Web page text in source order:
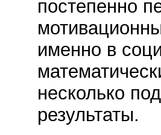
постепенно
именно в
несколько
результаты.